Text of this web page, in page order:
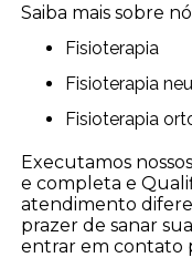
Saiba mais sobre
Fisioterapia
Fisioterapia
Fisioterapia
Executamos
e completa e
atendimento
prazer de sanar
entrar em contato